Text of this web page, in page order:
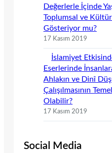
Değerlerle İçinde
Toplumsal ve
Gösteriyor mu?
17 Kasım 2019
İslamiyet
Eserlerinde
Ahlakın ve Dinî
Çalışılmasının
Olabilir?
17 Kasım 2019
Social Media